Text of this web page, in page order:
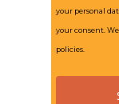
your personal
your consent.
policies.